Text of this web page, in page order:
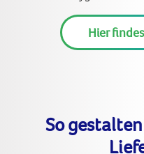
Hier
So